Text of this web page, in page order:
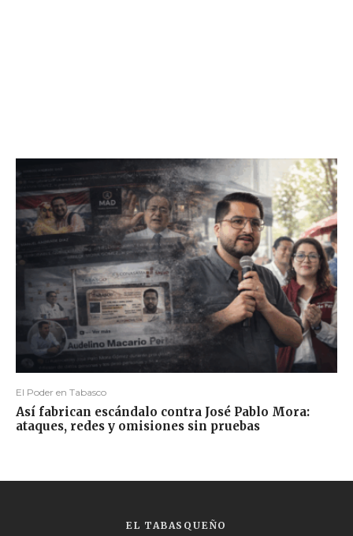
El Poder en Tabasco
Así fabrican escándalo contra José Pablo Mora:
ataques, redes y omisiones sin pruebas
EL TABASQUEÑO